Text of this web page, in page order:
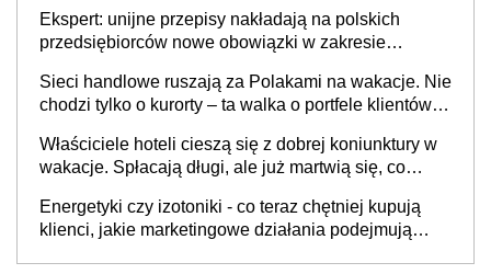
Ekspert: unijne przepisy nakładają na polskich
przedsiębiorców nowe obowiązki w zakresie
Sieci handlowe ruszają za Polakami na wakacje. Nie
chodzi tylko o kurorty – ta walka o portfele klientów
cichu
Właściciele hoteli cieszą się z dobrej koniunktury w
wakacje. Spłacają długi, ale już martwią się, co
Energetyki czy izotoniki - co teraz chętniej kupują
klienci, jakie marketingowe działania podejmują